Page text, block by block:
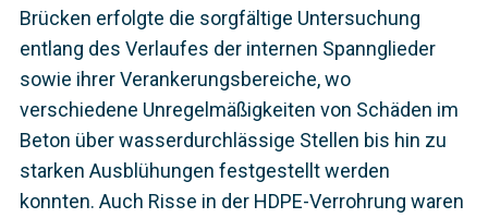
Brücken erfolgte die sorgfältige Untersuchung
entlang des Verlaufes der internen Spannglieder
sowie ihrer Verankerungsbereiche, wo
verschiedene Unregelmäßigkeiten von Schäden im
Beton über wasserdurchlässige Stellen bis hin zu
starken Ausblühungen festgestellt werden
konnten. Auch Risse in der HDPE-Verrohrung waren